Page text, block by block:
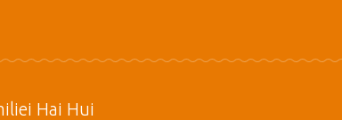
Hai Hui